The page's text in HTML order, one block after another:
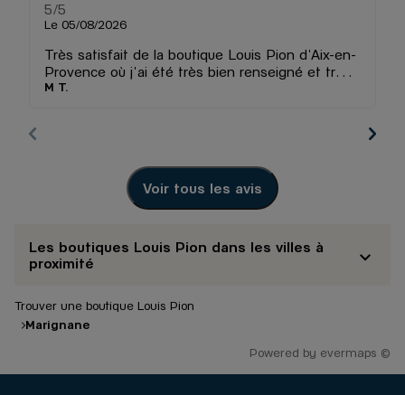
5/5
Le 05/08/2026
Très satisfait de la boutique Louis Pion d'Aix-en-
Provence où j'ai été très bien renseigné et très
bien servi, je recommande vraiment pour la
M T.
Voir tous les avis
Les boutiques Louis Pion dans les villes à
proximité
Trouver une boutique Louis Pion
Marignane
Powered by evermaps ©